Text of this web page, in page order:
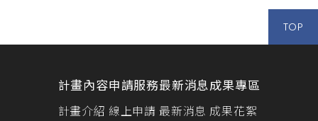
TOP
計畫內容
計畫介紹
申請服務
線上申請
最新消息
最新消息
成果專區
成果花絮